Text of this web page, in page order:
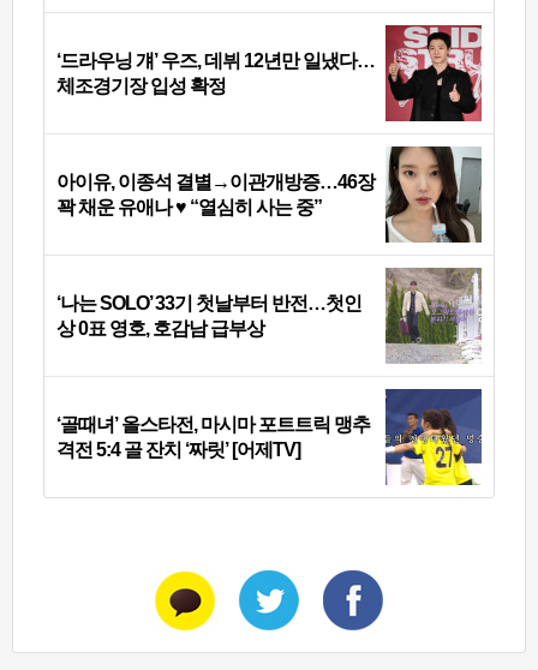
‘드라우닝 걔’ 우즈, 데뷔 12년만 일냈다…
체조경기장 입성 확정
아이유, 이종석 결별→이관개방증…46장
꽉 채운 유애나 ♥ “열심히 사는 중”
‘나는 SOLO’ 33기 첫날부터 반전…첫인
상 0표 영호, 호감남 급부상
‘골때녀’ 올스타전, 마시마 포트트릭 맹추
격전 5:4 골 잔치 ‘짜릿’ [어제TV]